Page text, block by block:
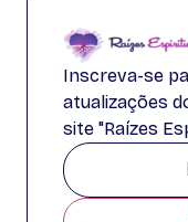
Inscreva-se
atualizações
site "Raízes